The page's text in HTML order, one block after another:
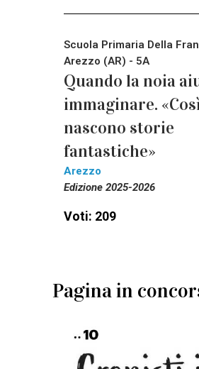
Scuola Primaria Della
Arezzo (AR) - 5A
Quando la noia
immaginare.
nascono storie
fantastiche»
Arezzo
Edizione 2025-2026
Voti: 209
Pagina in